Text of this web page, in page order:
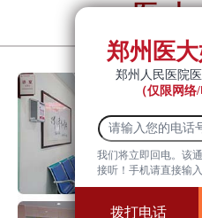
医
郑州医
郑州人民医院
（仅限网络
我们将立即回电。该
接听！手机请直接输
拨打电话